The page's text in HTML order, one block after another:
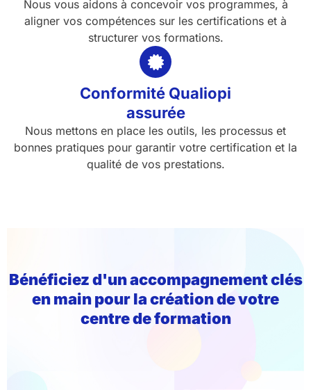
Nous vous aidons à concevoir vos programmes, à
aligner vos compétences sur les certifications et à
structurer vos formations.
Conformité Qualiopi
assurée
Nous mettons en place les outils, les processus et
bonnes pratiques pour garantir votre certification et la
qualité de vos prestations.
Bénéficiez d'un accompagnement clés
en main pour la création de votre
centre de formation